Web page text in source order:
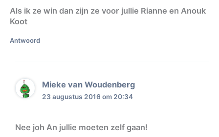
Als ik ze win dan zijn ze voor jullie Rianne en Anouk
Koot
Antwoord
Mieke van Woudenberg
23 augustus 2016 om 20:34
Nee joh An jullie moeten zelf gaan!